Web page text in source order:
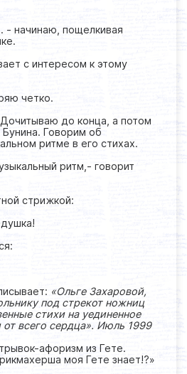
- начинаю, пощелкивая
с интересом к этому
четко.
до конца, а потом
Говорим об
ритме в его стихах.
ритм,- говорит
стрижкой:
«Ольге Захаровой,
под стрекот ножниц
стихи на уединенное
от всего сердца». Июль 1999
афоризм из Гете.
моя Гете знает!?»